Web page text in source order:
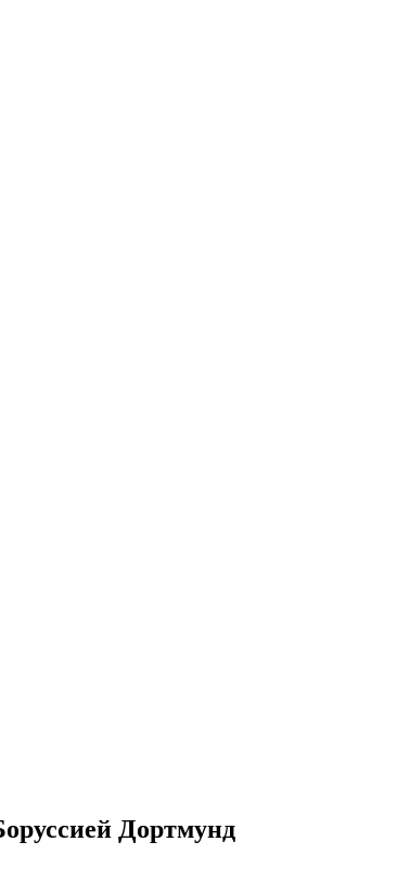
Дортмунд